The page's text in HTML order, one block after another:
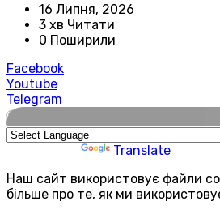
16 Липня, 2026
3 хв Читати
0 Поширили
Facebook
Youtube
Telegram
🌍
Translate
Наш сайт використовує файли
більше про те, як ми